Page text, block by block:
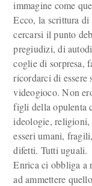
immagine come
Ecco, la scrittura di
cercarsi il punto
pregiudizi, di
coglie di sorpresa,
ricordarci di
videogioco. Non
figli della opulenta
ideologie,
esseri umani,
difetti. Tutti uguali.
Enrica ci obbliga a
ad ammettere